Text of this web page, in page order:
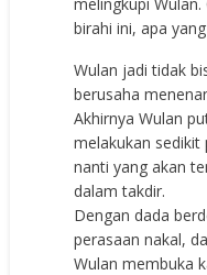
birahi ini, apa
Wulan jadi tidak
berusaha
Akhirnya Wulan
melakukan sedikit
nanti yang akan
dalam takdir.
Dengan dada
perasaan nakal,
Wulan membuka